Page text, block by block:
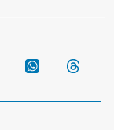
Telegram WhatsApp